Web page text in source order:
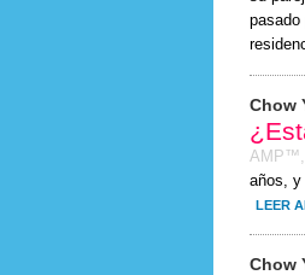
pasado
Chow
AMP™,
años, y
LEER
Chow